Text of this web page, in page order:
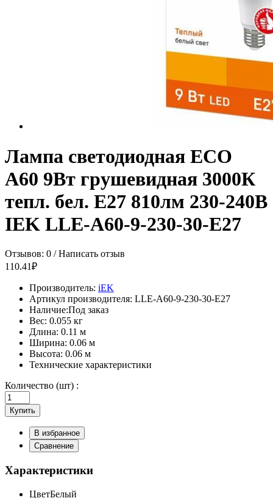
Лампа светодиодная ECO
A60 9Вт грушевидная 3000К
тепл. бел. E27 810лм 230-240В
IEK LLE-A60-9-230-30-E27
Отзывов: 0 /Написать отзыв
110.41₽
Производитель: iEK
Артикул производителя: LLE-A60-9-230-30-E27
Наличие:Под заказ
Вес: 0.055 кг
Длина: 0.11 м
Ширина: 0.06 м
Высота: 0.06 м
Технические характеристики
Количество (шт) :
Купить
В избранное
Сравнение
Характеристики
ЦветБелый